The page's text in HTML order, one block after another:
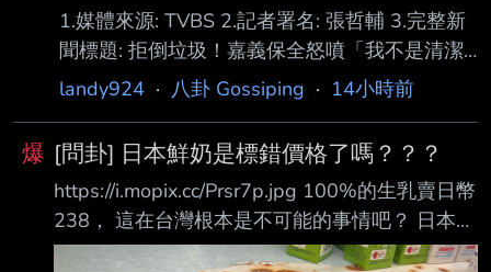
1.媒體來源: TVBS 2.記者署名: 張哲輔 3.完整新
聞標題: 拒倒垃圾！嘉義保全怒噴「我不是清潔
員」 上班3天秒被開除 4.完整新聞內文: 一名陳
上班短短3天，就因為拒絕清理管 理室衛生、倒
垃圾，甚至對沒帶車道遙控器的住戶怒目相向，
當場遭管委會解僱。陳男不 服，認為自己遭到
無故解僱，向法院提起訴訟，要求確認僱傭關係
存在，並索討2年的薪 資。嘉義地方法院審理
landy924 · 八卦 Gossiping · 14小時前
爆 [問卦] 日本鮮奶是標錯價格了嗎？？？
https://i.mopix.cc/Prsr7p.jpg 100%的生乳賣日幣
238， 這在台灣根本是不可能的事情吧？ 日本鮮
奶是標錯價格了嗎？？？ 有沒有八卦呢？ --